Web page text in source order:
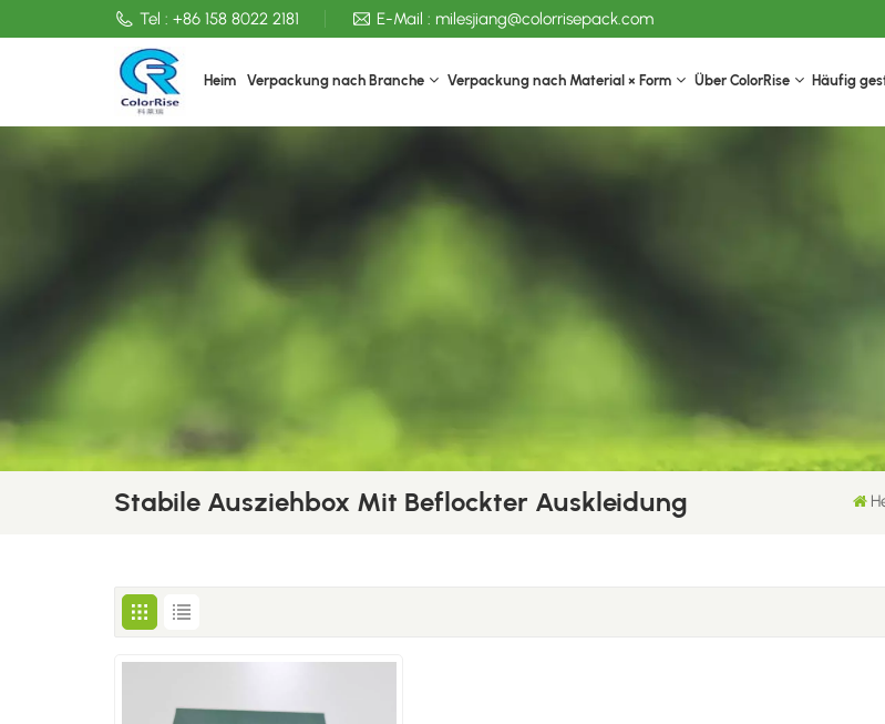
Tel : +86 158 8022 2181 E-Mail : milesjiang@colorrisepack.com
Heim Verpackung nach Branche Verpackung nach Material × Form Über ColorRise Häufig
Stabile Ausziehbox Mit Beflockter Auskleidung